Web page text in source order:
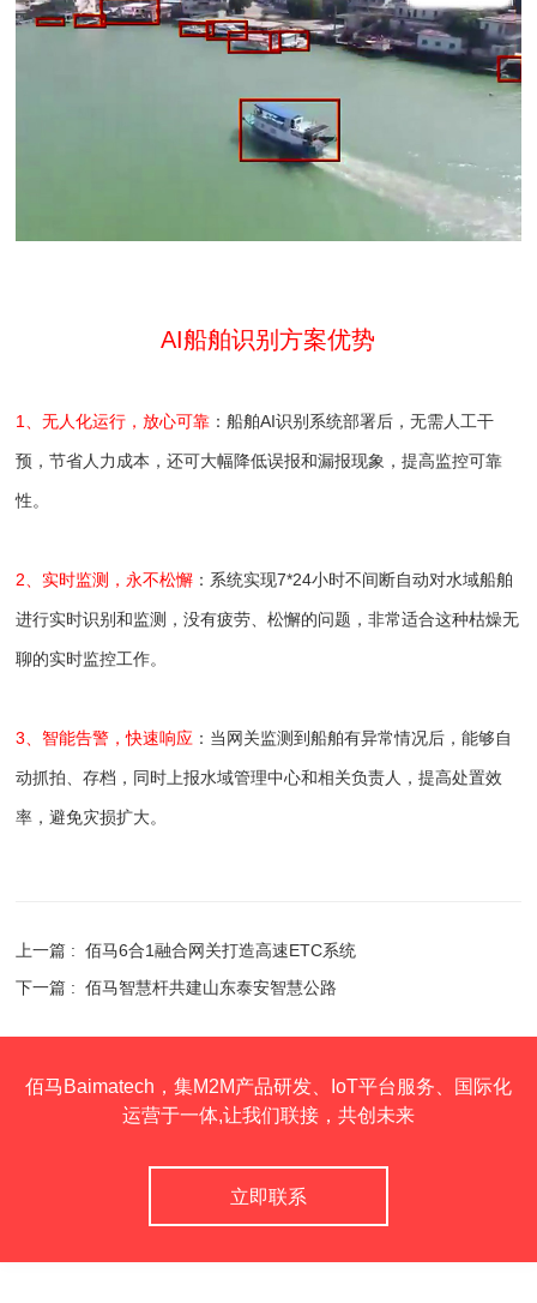
AI船舶识别方案优势
1、无人化运行，放心可靠 ：船舶AI识别系统部署后，无需人工干
预，节省人力成本，还可大幅降低误报和漏报现象，提高监控可靠
性。
2、实时监测，永不松懈 ：系统实现7*24小时不间断自动对水域船舶
进行实时识别和监测，没有疲劳、松懈的问题，非常适合这种枯燥无
聊的实时监控工作。
3、智能告警，快速响应 ：当网关监测到船舶有异常情况后，能够自
动抓拍、存档，同时上报水域管理中心和相关负责人，提高处置效
率，避免灾损扩大。
上一篇 : 佰马6合1融合网关打造高速ETC系统
下一篇 : 佰马智慧杆共建山东泰安智慧公路
佰马Baimatech，集M2M产品研发、IoT平台服务、国际化
运营于一体,让我们联接，共创未来
立即联系